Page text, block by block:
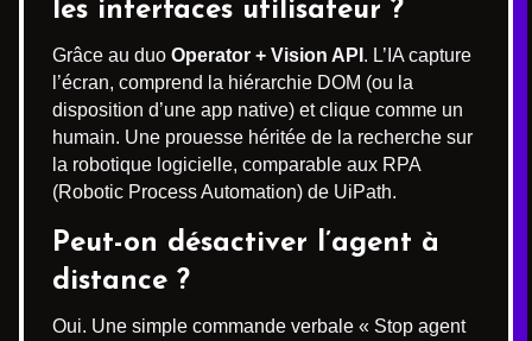
les interfaces utilisateur ?
Grâce au duo Operator + Vision API . L’IA capture
l’écran, comprend la hiérarchie DOM (ou la
disposition d’une app native) et clique comme un
humain. Une prouesse héritée de la recherche sur
la robotique logicielle, comparable aux RPA
(Robotic Process Automation) de UiPath.
Peut-on désactiver l’agent à
distance ?
Oui. Une simple commande verbale « Stop agent